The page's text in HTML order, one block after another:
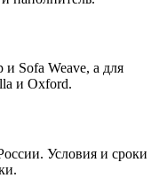
Sofa Weave, а для
и Oxford.
Условия и сроки